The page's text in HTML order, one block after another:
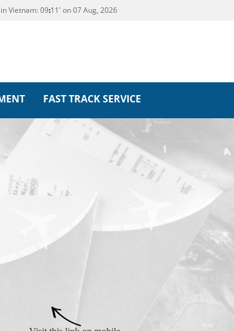
Vietnam:09 11' on 07 Aug, 2026
FAST TRACK SERVICE